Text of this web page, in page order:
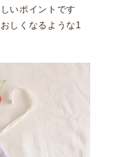
いポイントです
しくなるような1